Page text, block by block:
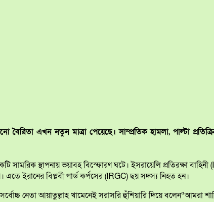
এখন নতুন মাত্রা পেয়েছে। সাম্প্রতিক হামলা, পাল্টা
স্থাপনায় ভয়াবহ বিস্ফোরণ ঘটে। ইসরায়েলি প্রতিরক্ষা বাহিনী
এতে ইরানের বিপ্লবী গার্ড কর্পসের (IRGC) ছয় সদস্য নিহত হন।
নেতা আয়াতুল্লাহ খামেনেই সরাসরি হুঁশিয়ারি দিয়ে বলেন“আমরা